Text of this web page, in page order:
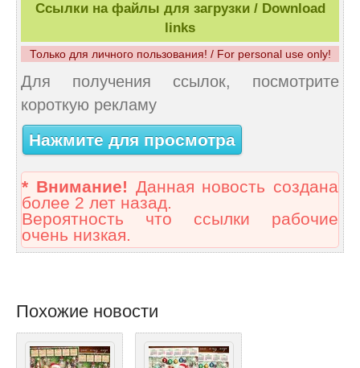
Ссылки на файлы для загрузки / Download
links
Только для личного пользования! / For personal use only!
Для получения ссылок, посмотрите
короткую рекламу
Нажмите для просмотра
* Внимание! Данная новость создана
более 2 лет назад.
Вероятность что ссылки рабочие
очень низкая.
Похожие новости